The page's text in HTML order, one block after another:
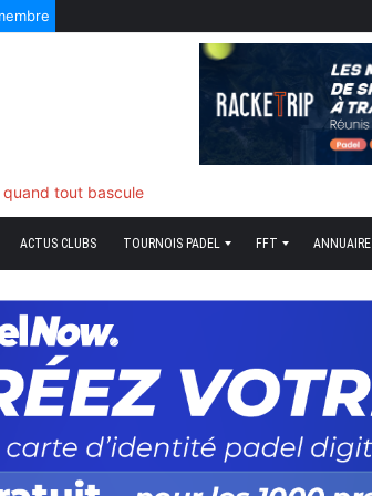
plume
ACTUS CLUBS TOURNOIS PADEL FFT ANNUAIRE